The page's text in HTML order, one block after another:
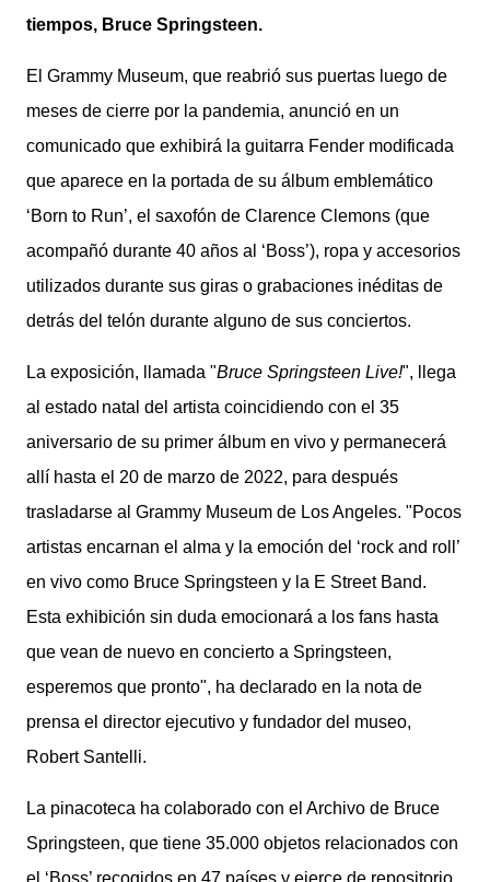
tiempos, Bruce Springsteen.
El Grammy Museum, que reabrió sus puertas luego de
meses de cierre por la pandemia, anunció en un
comunicado que exhibirá la guitarra Fender modificada
que aparece en la portada de su álbum emblemático
‘Born to Run’, el saxofón de Clarence Clemons (que
acompañó durante 40 años al ‘Boss’), ropa y accesorios
utilizados durante sus giras o grabaciones inéditas de
detrás del telón durante alguno de sus conciertos.
La exposición, llamada "Bruce Springsteen Live!", llega
al estado natal del artista coincidiendo con el 35
aniversario de su primer álbum en vivo y permanecerá
allí hasta el 20 de marzo de 2022, para después
trasladarse al Grammy Museum de Los Angeles. "Pocos
artistas encarnan el alma y la emoción del ‘rock and roll’
en vivo como Bruce Springsteen y la E Street Band.
Esta exhibición sin duda emocionará a los fans hasta
que vean de nuevo en concierto a Springsteen,
esperemos que pronto", ha declarado en la nota de
prensa el director ejecutivo y fundador del museo,
Robert Santelli.
La pinacoteca ha colaborado con el Archivo de Bruce
Springsteen, que tiene 35.000 objetos relacionados con
el ‘Boss’ recogidos en 47 países y ejerce de repositorio